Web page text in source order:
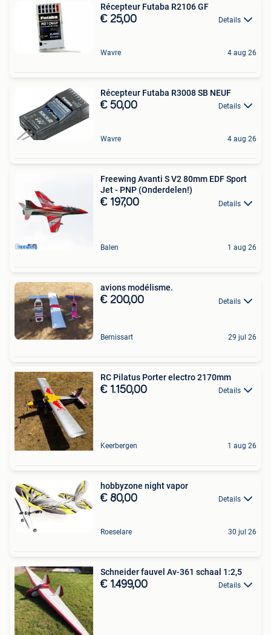
Récepteur Futaba R2106 GF
€ 25,00 Details
Wavre 4 aug 26
Récepteur Futaba R3008 SB NEUF
€ 50,00 Details
Wavre 4 aug 26
Freewing Avanti S V2 80mm EDF Sport
Jet - PNP (Onderdelen!)
€ 197,00 Details
Balen 1 aug 26
avions modélisme.
€ 200,00 Details
Bernissart 29 jul 26
RC Pilatus Porter electro 2170mm
€ 1.150,00 Details
Keerbergen 1 aug 26
hobbyzone night vapor
€ 80,00 Details
Roeselare 30 jul 26
Schneider fauvel Av-361 schaal 1:2,5
€ 1.499,00 Details